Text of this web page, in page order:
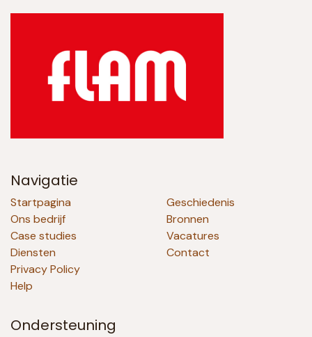
Navigatie
Startpagina
Ons bedrijf
Case studies
Diensten
Privacy Policy
Help
Geschiedenis
Bronnen
Vacatures
Contact
Ondersteuning